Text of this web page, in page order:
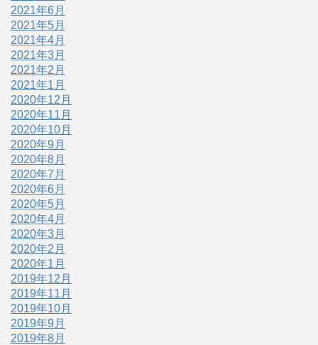
2021年6月
2021年5月
2021年4月
2021年3月
2021年2月
2021年1月
2020年12月
2020年11月
2020年10月
2020年9月
2020年8月
2020年7月
2020年6月
2020年5月
2020年4月
2020年3月
2020年2月
2020年1月
2019年12月
2019年11月
2019年10月
2019年9月
2019年8月